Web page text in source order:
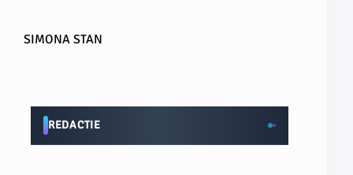
SIMONA STAN
REDACTIE